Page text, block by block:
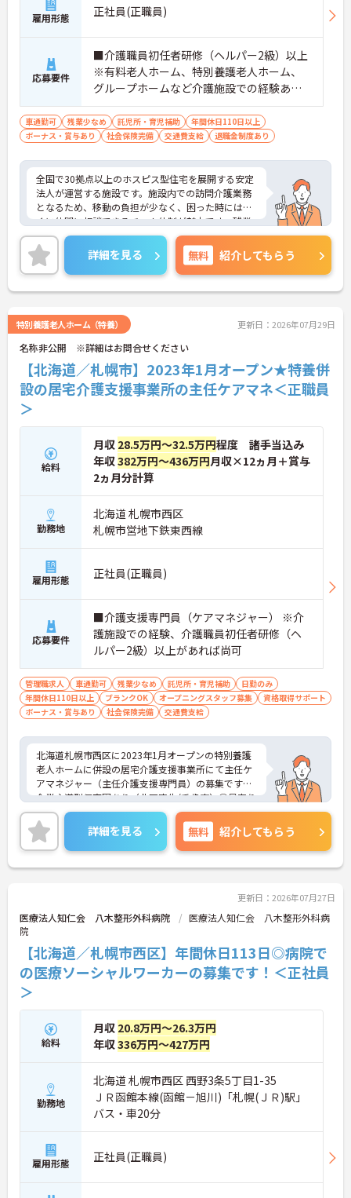
っかりと休めます
【安心の教育・チームサポート体制】
・手厚い人員配置で困った時もすぐに相談可能です
・2日間のオンライン研修と個人のペースに合わせ
たOJTを実施しています
雇用形態 正社員(正職員)
応募要件
■介護職員初任者研修（ヘルパー2級）以上
※有料老人ホーム、特別養護老人ホーム、
グループホームなど介護施設での経験ある
方歓迎 ※ホスピス勤務（訪問介護）や「看
取り」が初めての方も可
車通勤可 残業少なめ 託児所・育児補助
年間休日110日以上
ボーナス・賞与あり
社会保険完備 交通費支給 退職金制度あり
全国で30拠点以上のホスピス型住宅を展開する安定
法人が運営する施設です。施設内での訪問介護業務
となるため、移動の負担が少なく、困った時にはす
ぐに仲間に相談できるチーム体制が魅力です。残業
は全社平均残業月5時間程度と少なく、3日以上の連
続休暇で支援金が支給される独自の制度や、美容皮
膚科などの割引が受けられる福利厚生も充実してい
ます。ホスピスケアが初めてでも、充実した入社時
研修と資格取得支援制度を活用し、専門性を高めな
す。ご入居者さまの生きる喜びに寄り添いながらチ
ームで協力しながらより良いケアを提供したい方に
ぴったりの環境です。
★おすすめPOINT★
【「看取り・難病ケアのプロ」として成長できる環
得することができます
・入社時は先輩スタッフの同行訪問からスタートす
るため、訪問介護未経験の方も安心して業務に慣れ
り組む体制が整っているため、「看取りのプロ」と
して他施設では得られない経験を積むことができま
【頑張りがしっかり給与・評価に反映される職場で
す】
・処遇改善手当78,000円、賞与は年2回＋処遇改善
一時金も別途支給されています。
・入社半年でリーダーを任されたスタッフの実績が
あるなど、年次にかかわらず頑張りが評価され、キ
ャリアアップを実現できる職場環境です
【働きやすい休日・残業面と、長く安心して働ける
福利厚生が魅力です】
・月9日公休に加え、夏季・冬季休暇各3日が確保さ
れており（年間休日113日）、オンオフのメリハリ
をつけて働くことができます。
下回る少ない残業時間を実現しています
・退職金制度（勤続3年以上）・保育手当・育児短
時間勤務・マインドフルネスプログラムなど、長期
的に安心して働き続けるための制度が充実していま
す
詳細を見る 無料 紹介してもらう
特別養護老人ホーム（特養） 更新日：2026年07月29日
名称非公開 ※詳細はお問合せください
【北海道／札幌市】2023年1月オープン★特養併
設の居宅介護支援事業所の主任ケアマネ＜正職員
＞
給料
月収 28.5万円～32.5万円程度 諸手当込み
年収382万円～436万円月収×12ヵ月＋賞与
2ヵ月分計算
勤務地
北海道 札幌市西区
札幌市営地下鉄東西線
雇用形態 正社員(正職員)
応募要件
■介護支援専門員（ケアマネジャー） ※介
護施設での経験、介護職員初任者研修（ヘ
ルパー2級）以上があれば尚可
管理職求人 車通勤可 残業少なめ 託児所・育児補助
日勤のみ
年間休日110日以上
ブランクOK オープニングスタッフ募集
資格取得サポート
ボーナス・賞与あり
社会保険完備 交通費支給
北海道札幌市西区に2023年1月オープンの特別養護
老人ホームに併設の居宅介護支援事業所にて主任ケ
アマネジャー（主任介護支援専門員）の募集です。
企業主導型保育園あり（北区麻生/千歳市）◎見守り
機器や介護記録ソフトの導入を積極的に行い、働き
やすい環境が整った施設です。
ご興味ある方には、面接対策ポイントなど、さらに
詳細をお話しいたしますのでお気軽にご相談くださ
い！
詳細を見る 無料 紹介してもらう
更新日：2026年07月27日
医療法人知仁会 八木整形外科病院
医療法人知仁会 八木整形外科病
院
【北海道／札幌市西区】年間休日113日◎病院で
の医療ソーシャルワーカーの募集です！＜正社員
＞
給料
月収 20.8万円～26.3万円
年収336万円～427万円
勤務地
北海道 札幌市西区 西野3条5丁目1-35
ＪＲ函館本線(函館－旭川)「札幌(ＪＲ)駅」
バス・車20分
雇用形態 正社員(正職員)